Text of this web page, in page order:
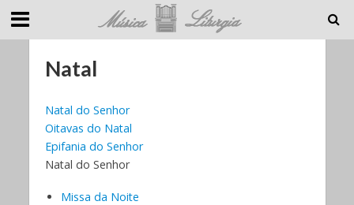
Natal
Natal do Senhor
Oitavas do Natal
Epifania do Senhor
Natal do Senhor
Missa da Noite